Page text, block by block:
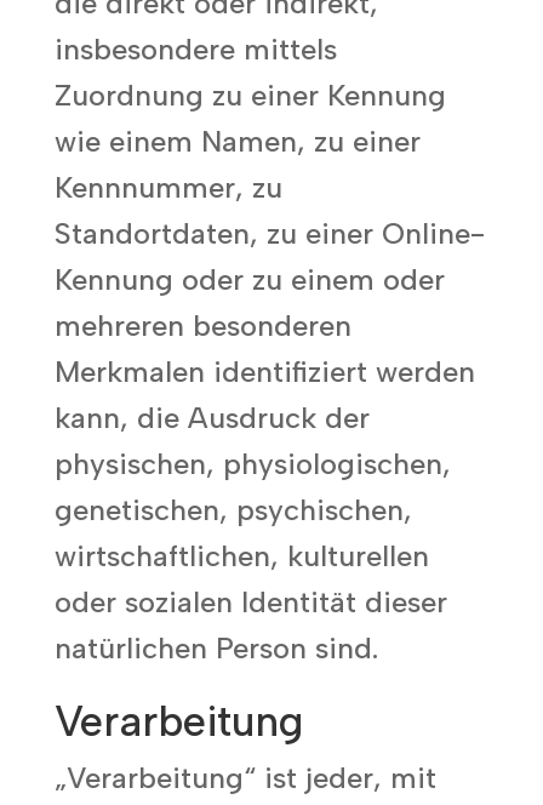
insbesondere mittels
Zuordnung zu einer Kennung
wie einem Namen, zu einer
Kennnummer, zu
Standortdaten, zu einer Online-
Kennung oder zu einem oder
mehreren besonderen
Merkmalen identifiziert werden
kann, die Ausdruck der
physischen, physiologischen,
genetischen, psychischen,
wirtschaftlichen, kulturellen
oder sozialen Identität dieser
natürlichen Person sind.
Verarbeitung
„Verarbeitung“ ist jeder, mit